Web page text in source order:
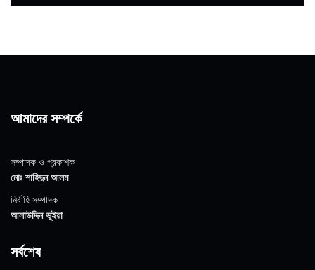
আমাদের সম্পর্কে
সম্পাদক ও প্রকাশক
মোঃ শাহিদুন আলম
নির্বাহি সম্পাদক
আলাউদ্দিন ভুইয়া
সর্বশেষ